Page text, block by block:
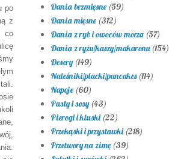
po
z
co
Dania bezmięsne (59)
Dania mięsne (312)
Dania z ryb i owoców morza (57)
Dania z ryżu/kaszy/makaronu (154)
Desery (149)
Naleśniki/placki/pancakes (114)
Napoje (60)
Pasty i sosy (43)
Pierogi i kluski (22)
Przekąski i przystawki (218)
Przetwory na zimę (39)